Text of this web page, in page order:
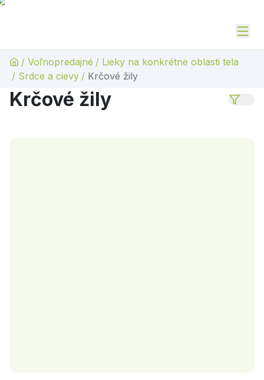
/ Voľnopredajné / Lieky na konkrétne oblasti tela
/ Srdce a cievy / Krčové žily
Krčové žily